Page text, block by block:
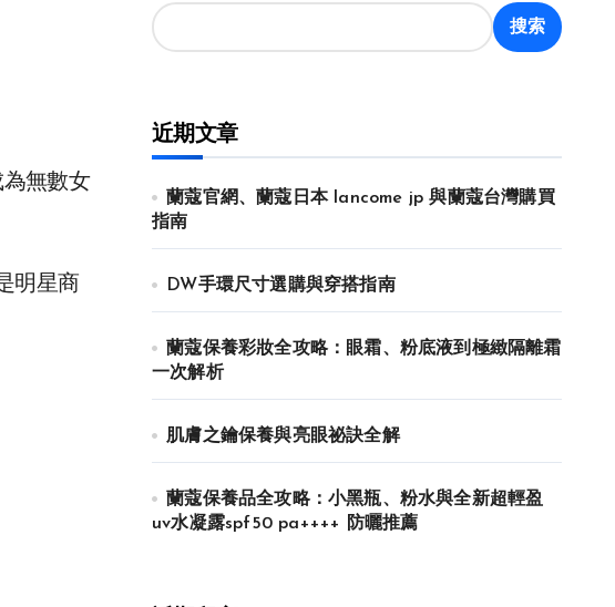
無數女
明星商
搜索
近期文章
蘭蔻官網、蘭蔻日本 lancome jp 與蘭蔻台灣購買
指南
DW手環尺寸選購與穿搭指南
蘭蔻保養彩妝全攻略：眼霜、粉底液到極緻隔離霜
一次解析
肌膚之鑰保養與亮眼祕訣全解
蘭蔻保養品全攻略：小黑瓶、粉水與全新超輕盈
uv水凝露spf50 pa++++ 防曬推薦